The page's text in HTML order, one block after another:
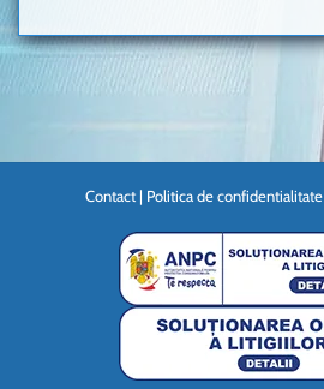
Contact | Politica de confidentialitate